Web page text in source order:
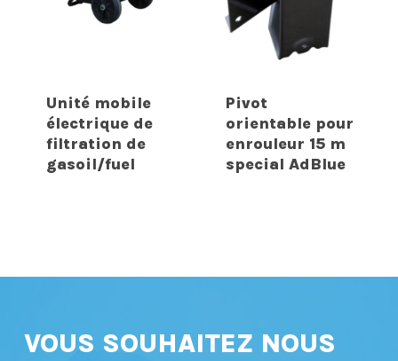
Unité mobile
électrique de
filtration de
gasoil/fuel
Pivot
orientable pour
enrouleur 15 m
special AdBlue
VOUS SOUHAITEZ NOUS